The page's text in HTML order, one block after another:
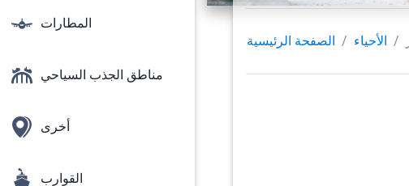
المطارات
مناطق الجذب السياحي
أخرى
القوارب
الصفحة الرئيسية الأحياء